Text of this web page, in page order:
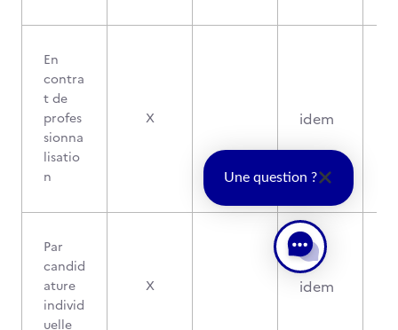
En
contra
t de
profes
sionna
lisatio
n
X idem
Par
candid
ature
individ
uelle
X idem
Une question ?